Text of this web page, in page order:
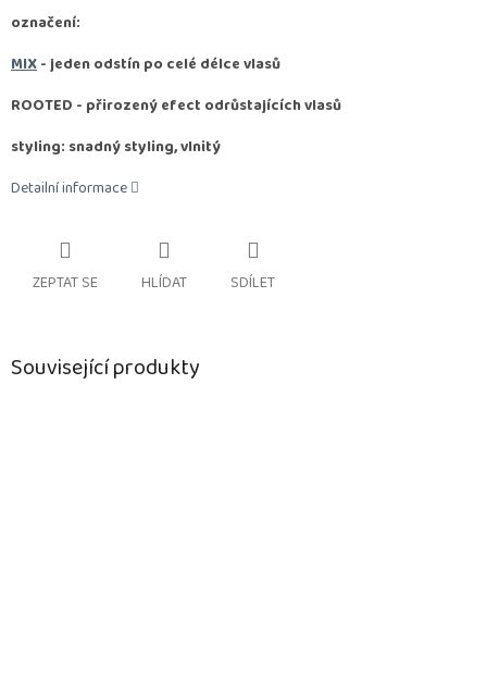
označení:
MIX- jeden odstín po celé délce vlasů
ROOTED - přirozený efect odrůstajících vlasů
styling: snadný styling, vlnitý
Detailní informace
ZEPTAT SE HLÍDAT SDÍLET
Související produkty